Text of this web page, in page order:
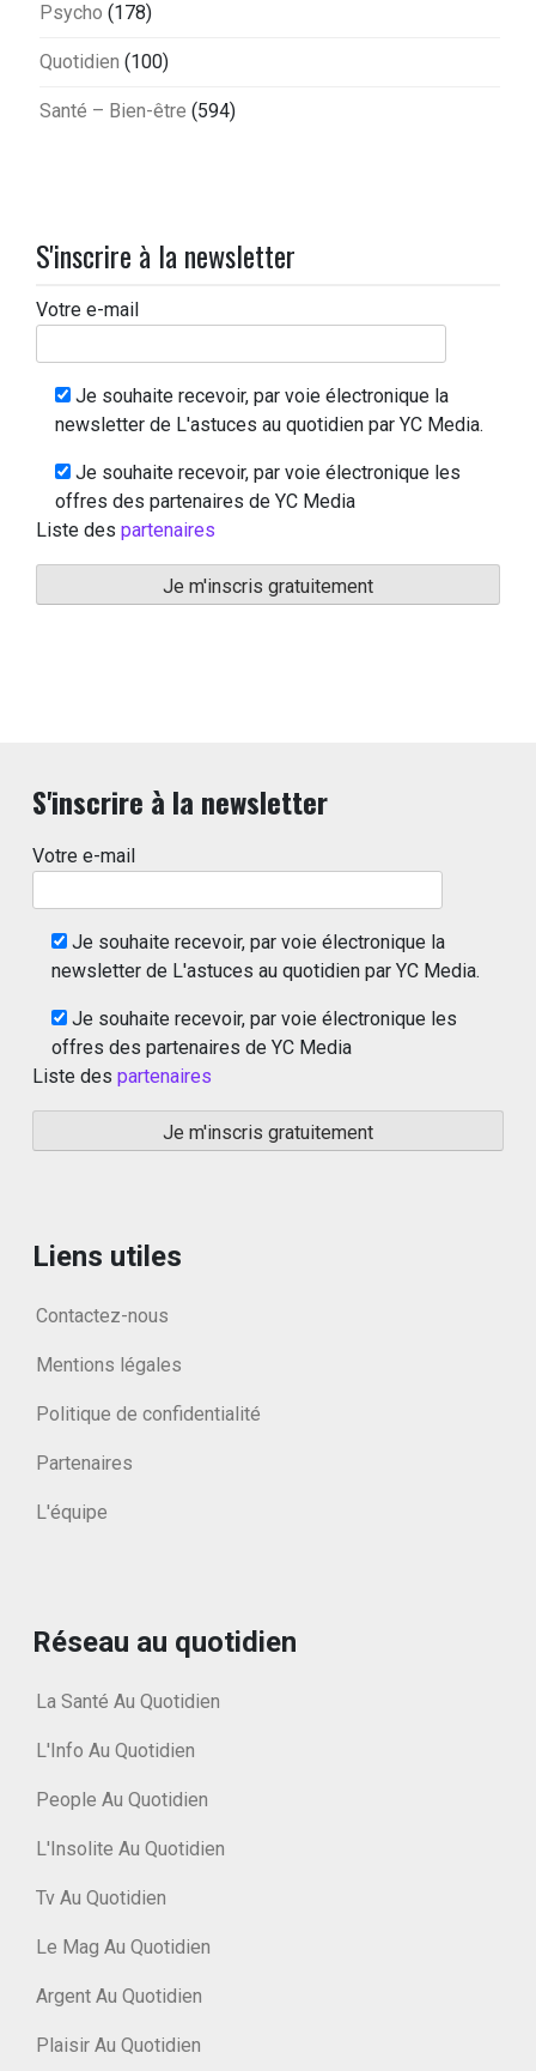
Psycho (178)
Quotidien (100)
Santé – Bien-être (594)
S'inscrire à la newsletter
Votre e-mail
Je souhaite recevoir, par voie électronique la
newsletter de L'astuces au quotidien par YC Media.
Je souhaite recevoir, par voie électronique les
offres des partenaires de YC Media
Liste des partenaires
S'inscrire à la newsletter
Votre e-mail
Je souhaite recevoir, par voie électronique la
newsletter de L'astuces au quotidien par YC Media.
Je souhaite recevoir, par voie électronique les
offres des partenaires de YC Media
Liste des partenaires
Liens utiles
Contactez-nous
Mentions légales
Politique de confidentialité
Partenaires
L'équipe
Réseau au quotidien
La Santé Au Quotidien
L'Info Au Quotidien
People Au Quotidien
L'Insolite Au Quotidien
Tv Au Quotidien
Le Mag Au Quotidien
Argent Au Quotidien
Plaisir Au Quotidien